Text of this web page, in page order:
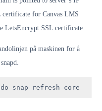
certificate for Canvas LMS
LetsEncrypt SSL certificate.
på maskinen for å
snap refresh core